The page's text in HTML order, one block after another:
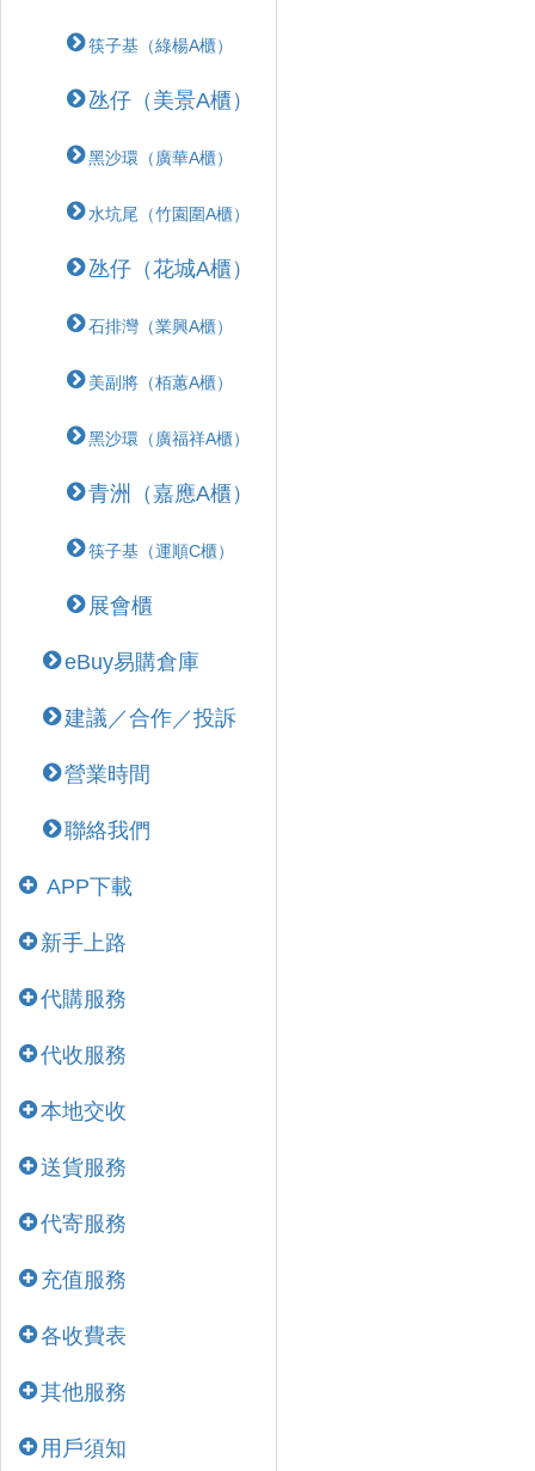
筷子基（綠楊A櫃）
氹仔（美景A櫃）
黑沙環（廣華A櫃）
水坑尾（竹園圍A櫃）
氹仔（花城A櫃）
石排灣（業興A櫃）
美副將（栢蕙A櫃）
黑沙環（廣福祥A櫃）
青洲（嘉應A櫃）
筷子基（運順C櫃）
展會櫃
eBuy易購倉庫
建議／合作／投訴
營業時間
聯絡我們
APP下載
新手上路
代購服務
代收服務
本地交收
送貨服務
代寄服務
充值服務
各收費表
其他服務
用戶須知